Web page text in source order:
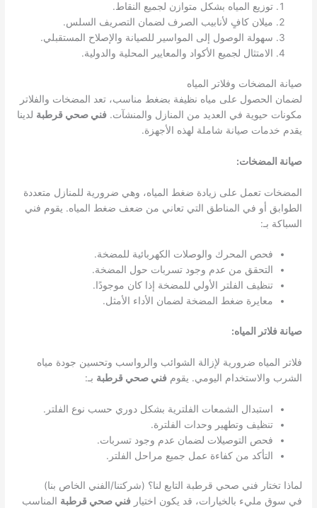
توزيع المياه بشكل متوازن لجميع النقاط.
ميلان كافٍ لأنابيب الصرف لضمان التصريف السلس.
سهولة الوصول إلى المواسير للصيانة والإصلاح المستقبلي.
الامتثال لجميع الأكواد والمعايير المحلية والدولية.
صيانة المضخات وفلاتر المياه
لضمان الحصول على مياه نظيفة بضغط مناسب، تعد المضخات والفلاتر
مكونات حيوية في العديد من المنازل والمنشآت.فني صحي قرطبة لدينا
يقدم خدمات صيانة شاملة لهذه الأجهزة.
صيانة المضخات:
المضخات تعمل على زيادة ضغط المياه، وهي ضرورية للمنازل متعددة
الطوابق أو في المناطق التي تعاني من ضعف ضغط المياه. يقوم فني
السباكة بـ:
فحص المحرك والوصلات الكهربائية للمضخة.
التحقق من عدم وجود تسربات حول المضخة.
تنظيف الفلتر الأولي للمضخة إذا كان موجودًا.
معايرة ضغط المضخة لضمان الأداء الأمثل.
صيانة فلاتر المياه:
فلاتر المياه ضرورية لإزالة الشوائب والرواسب وتحسين جودة مياه
الشرب والاستخدام اليومي. يقومفني صحي قرطبة بـ:
استبدال الشمعات الفلترية بشكل دوري حسب نوع الفلتر.
تنظيف وتطهير وحدات الفلترة.
فحص التوصيلات لضمان عدم وجود تسربات.
التأكد من كفاءة عمل جميع مراحل الفلتر.
لماذا تختار فني صحي قرطبة التابع لنا؟ (شركتنا/الفني الخاص بنا)
في سوق مليء بالخيارات، قد يكون اختيارفني صحي قرطبة المناسب